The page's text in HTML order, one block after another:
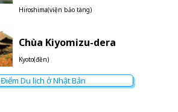
Hiroshima(viện bảo tàng)
Chùa Kiyomizu-dera
Kyoto(đền)
Điểm Du lịch ở Nhật Bản